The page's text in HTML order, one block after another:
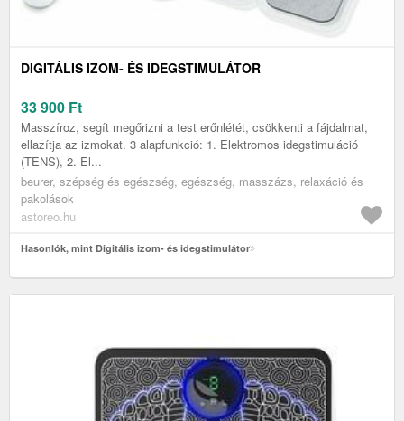
DIGITÁLIS IZOM- ÉS IDEGSTIMULÁTOR
33 900 Ft
Masszíroz, segít megőrizni a test erőnlétét, csökkenti a fájdalmat,
ellazítja az izmokat. 3 alapfunkció: 1. Elektromos idegstimuláció
(TENS), 2. El...
beurer, szépség és egészség, egészség, masszázs, relaxáció és
pakolások
astoreo.hu
Hasonlók, mint Digitális izom- és idegstimulátor